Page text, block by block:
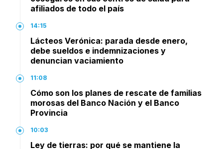
afiliados de todo el país
14:15
Lácteos Verónica: parada desde enero,
debe sueldos e indemnizaciones y
denuncian vaciamiento
11:08
Cómo son los planes de rescate de familias
morosas del Banco Nación y el Banco
Provincia
10:03
Ley de tierras: por qué se mantiene la